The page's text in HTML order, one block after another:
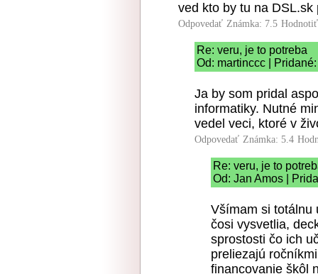
ved kto by tu na
Odpovedať Známka: 7.5
Re: veru, je to potreba
Od: martinccc |
Ja by som pridal
informatiky. Nutné
vedel veci, ktoré v
Odpovedať Známka: 5.4
Re: veru, je to
Od: Jan Amos |
Všímam si totálnu
čosi vysvetlia,
sprostosti čo ich
preliezajú
financovanie škôl